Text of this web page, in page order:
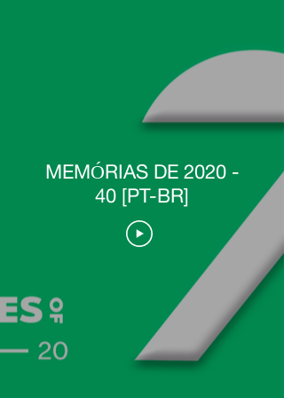
MEMÓRIAS DE 2020 -
40 [PT-BR]